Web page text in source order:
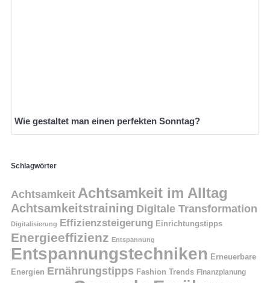
Wie gestaltet man einen perfekten Sonntag?
Schlagwörter
Achtsamkeit Achtsamkeit im Alltag
Achtsamkeitstraining Digitale Transformation
Digitalisierung Effizienzsteigerung Einrichtungstipps
Energieeffizienz Entspannung
Entspannungstechniken Erneuerbare
Energien Ernährungstipps Fashion Trends Finanzplanung